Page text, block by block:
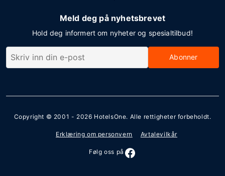
Meld deg på nyhetsbrevet
Hold deg informert om nyheter og spesialtilbud!
Abonner
Copyright © 2001 - 2026 HotelsOne. Alle rettigheter forbeholdt.
Erklæring om personvern Avtalevilkår
Følg oss på